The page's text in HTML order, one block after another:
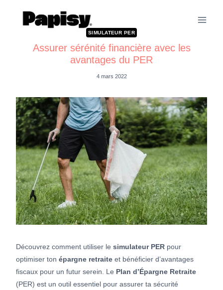
SIMULATEUR PER
Assurer sérénité financière avec les
avantages du PER
4 mars 2022
Découvrez comment utiliser le simulateur PER pour
optimiser ton épargne retraite et bénéficier d’avantages
fiscaux pour un futur serein. Le Plan d’Épargne Retraite
(PER) est un outil essentiel pour assurer ta sécurité